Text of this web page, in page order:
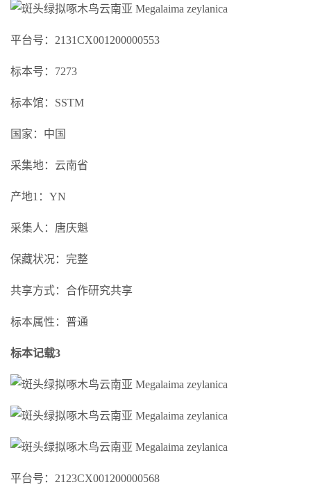
平台号：2131CX001200000553
标本号：7273
标本馆：SSTM
国家：中国
采集地：云南省
产地1：YN
采集人：唐庆魁
保藏状况：完整
共享方式：合作研究共享
标本属性：普通
标本记载3
平台号：2123CX001200000568